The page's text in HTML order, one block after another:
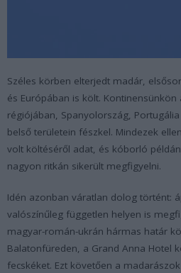
Széles körben elterjedt madár,
és Európában is költ.
régiójában, Spanyolország,
belső területein fészkel. Mindezek
volt költéséről adat, és kóborló
nagyon ritkán sikerült megfigyelni.
Idén azonban váratlan dolog történt:
valószínűleg független helyen is
magyar-román-ukrán hármas határ
Balatonfüreden, a Grand Anna Hotel
fecskéket. Ezt követően a